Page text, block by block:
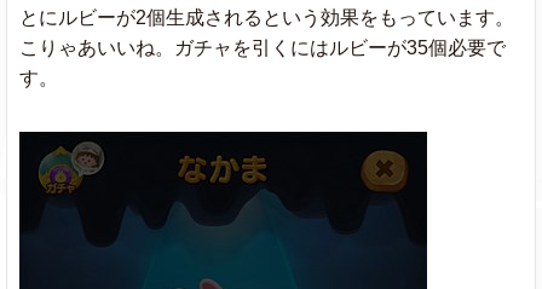
とにルビーが2個生成されるという効果をもっています。
こりゃあいいね。ガチャを引くにはルビーが35個必要で
す。